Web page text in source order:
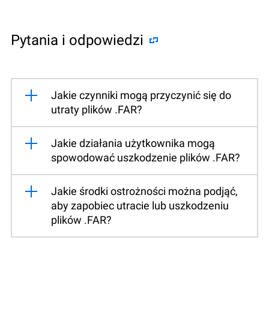
Pytania i odpowiedzi
Jakie czynniki mogą przyczynić się do
utraty plików .FAR?
Jakie działania użytkownika mogą
spowodować uszkodzenie plików .FAR?
Jakie środki ostrożności można podjąć,
aby zapobiec utracie lub uszkodzeniu
plików .FAR?